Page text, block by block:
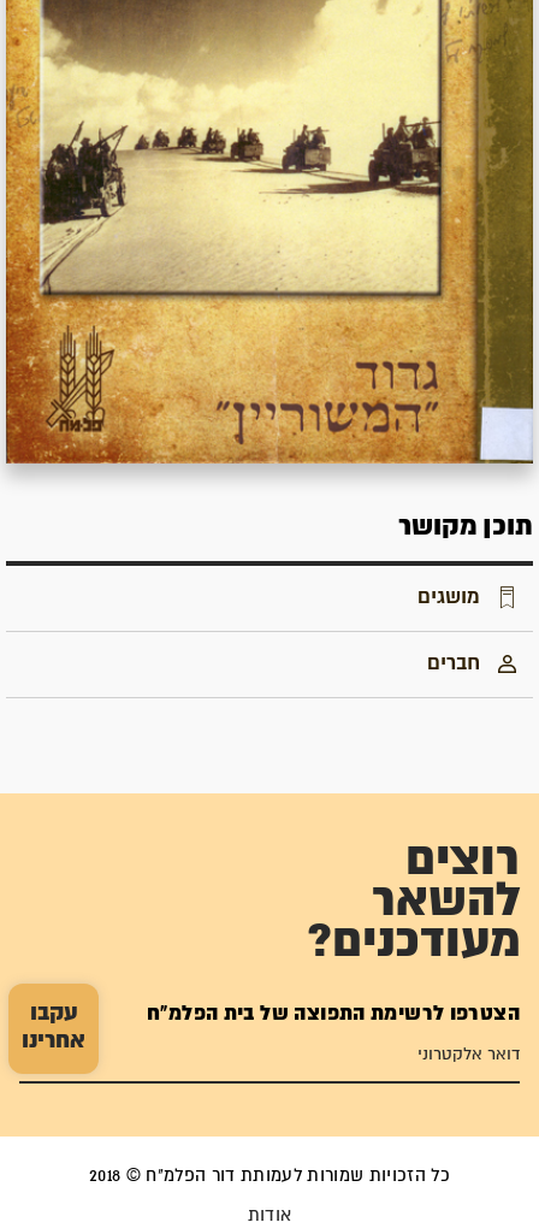
עקבו
אחרינו
תוכן מקושר
מושגים
חברים
רוצים
להשאר
מעודכנים?
הצטרפו לרשימת התפוצה של בית הפלמ"ח
כל הזכויות שמורות לעמותת דור הפלמ"ח © 2018
אודות